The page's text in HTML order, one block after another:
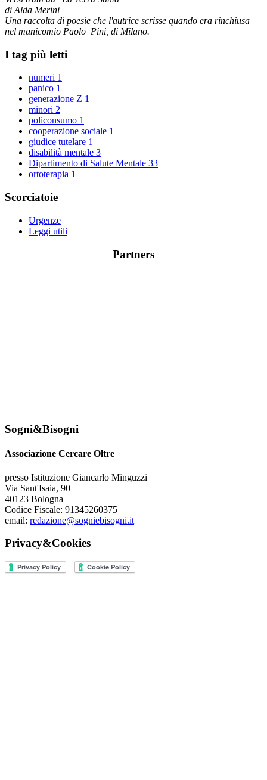
di Alda Merini
Una raccolta di poesie che l'autrice scrisse quando era rinchiusa
nel manicomio Paolo Pini, di Milano.
I tag più letti
numeri 1
panico 1
generazione Z 1
minori 2
policonsumo 1
cooperazione sociale 1
giudice tutelare 1
disabilità mentale 3
Dipartimento di Salute Mentale 33
ortoterapia 1
Scorciatoie
Urgenze
Leggi utili
Partners
Sogni&Bisogni
Associazione Cercare Oltre
presso Istituzione Giancarlo Minguzzi
Via Sant'Isaia, 90
40123 Bologna
Codice Fiscale: 91345260375
email: redazione@sogniebisogni.it
Privacy&Cookies